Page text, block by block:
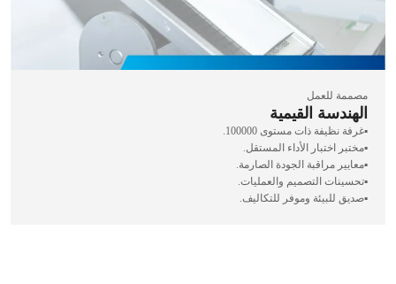
مصممة للعمل
الهندسة القيمية
▪️غرفة نظيفة ذات مستوى 100000.
▪️مختبر اختبار الأداء المستقل.
▪️معايير مراقبة الجودة الصارمة.
▪️تحسينات التصميم والعمليات.
▪️صديق للبيئة وموفر للتكاليف.